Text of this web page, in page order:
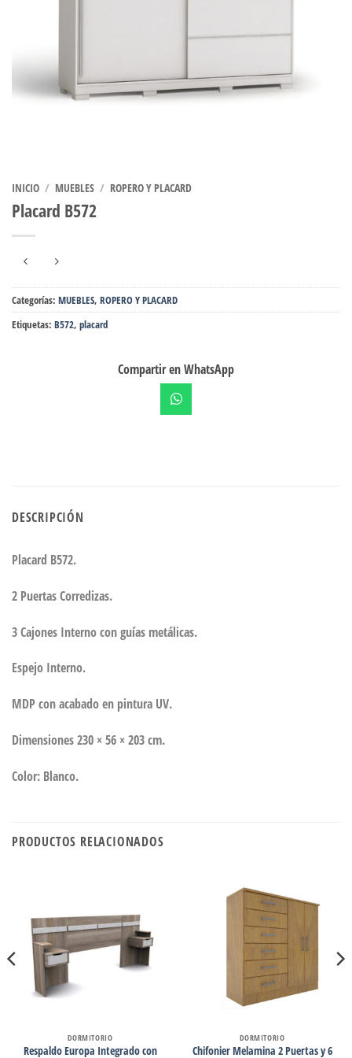
INICIO / MUEBLES / ROPERO Y PLACARD
Placard B572
Categorías: MUEBLES, ROPERO Y PLACARD
Etiquetas: B572, placard
Compartir en WhatsApp
DESCRIPCIÓN
Placard B572.
2 Puertas Corredizas.
3 Cajones Interno con guías metálicas.
Espejo Interno.
MDP con acabado en pintura UV.
Dimensiones 230 × 56 × 203 cm.
Color: Blanco.
PRODUCTOS RELACIONADOS
DORMITORIO
Respaldo Europa Integrado con
DORMITORIO
Chifonier Melamina 2 Puertas y 6